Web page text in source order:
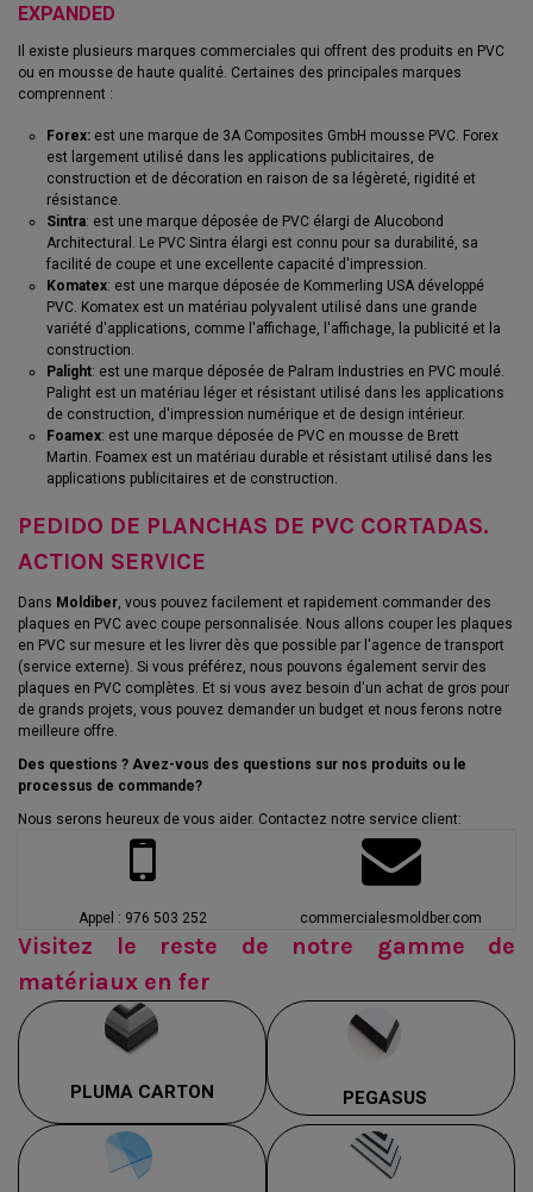
EXPANDED
Il existe plusieurs marques commerciales qui offrent des produits en PVC
ou en mousse de haute qualité. Certaines des principales marques
comprennent :
Forex: est une marque de 3A Composites GmbH mousse PVC. Forex
est largement utilisé dans les applications publicitaires, de
construction et de décoration en raison de sa légèreté, rigidité et
résistance.
Sintra: est une marque déposée de PVC élargi de Alucobond
Architectural. Le PVC Sintra élargi est connu pour sa durabilité, sa
facilité de coupe et une excellente capacité d'impression.
Komatex: est une marque déposée de Kommerling USA développé
PVC. Komatex est un matériau polyvalent utilisé dans une grande
variété d'applications, comme l'affichage, l'affichage, la publicité et la
construction.
Palight: est une marque déposée de Palram Industries en PVC moulé.
Palight est un matériau léger et résistant utilisé dans les applications
de construction, d'impression numérique et de design intérieur.
Foamex: est une marque déposée de PVC en mousse de Brett
Martin. Foamex est un matériau durable et résistant utilisé dans les
applications publicitaires et de construction.
PEDIDO DE PLANCHAS DE PVC CORTADAS.
ACTION SERVICE
Dans Moldiber, vous pouvez facilement et rapidement commander des
plaques en PVC avec coupe personnalisée. Nous allons couper les plaques
en PVC sur mesure et les livrer dès que possible par l'agence de transport
(service externe). Si vous préférez, nous pouvons également servir des
plaques en PVC complètes. Et si vous avez besoin d'un achat de gros pour
de grands projets, vous pouvez demander un budget et nous ferons notre
meilleure offre.
Des questions ? Avez-vous des questions sur nos produits ou le
processus de commande?
Nous serons heureux de vous aider. Contactez notre service client:
Appel : 976 503 252 commercialesmoldber.com
Visitez le reste de notre gamme de
matériaux en fer
PLUMA CARTON PEGASUS